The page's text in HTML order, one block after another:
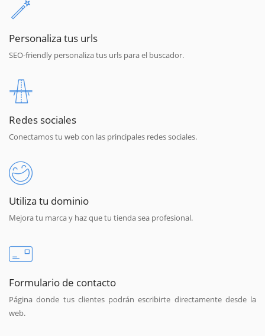
Personaliza tus urls
SEO-friendly personaliza tus urls para el buscador.
Redes sociales
Conectamos tu web con las principales redes sociales.
Utiliza tu dominio
Mejora tu marca y haz que tu tienda sea profesional.
Formulario de contacto
Página donde tus clientes podrán escribirte directamente desde la
web.